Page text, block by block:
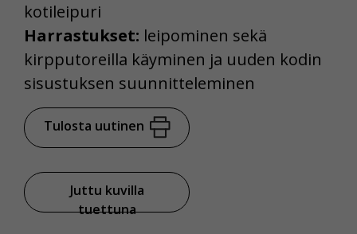
kotileipuri
Harrastukset: leipominen sekä
kirpputoreilla käyminen ja uuden kodin
sisustuksen suunnitteleminen
Tulosta uutinen
Juttu kuvilla
tuettuna